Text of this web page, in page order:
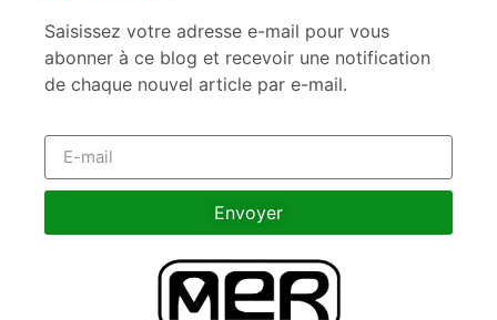
Saisissez votre adresse e-mail pour vous
abonner à ce blog et recevoir une notification
de chaque nouvel article par e-mail.
Envoyer